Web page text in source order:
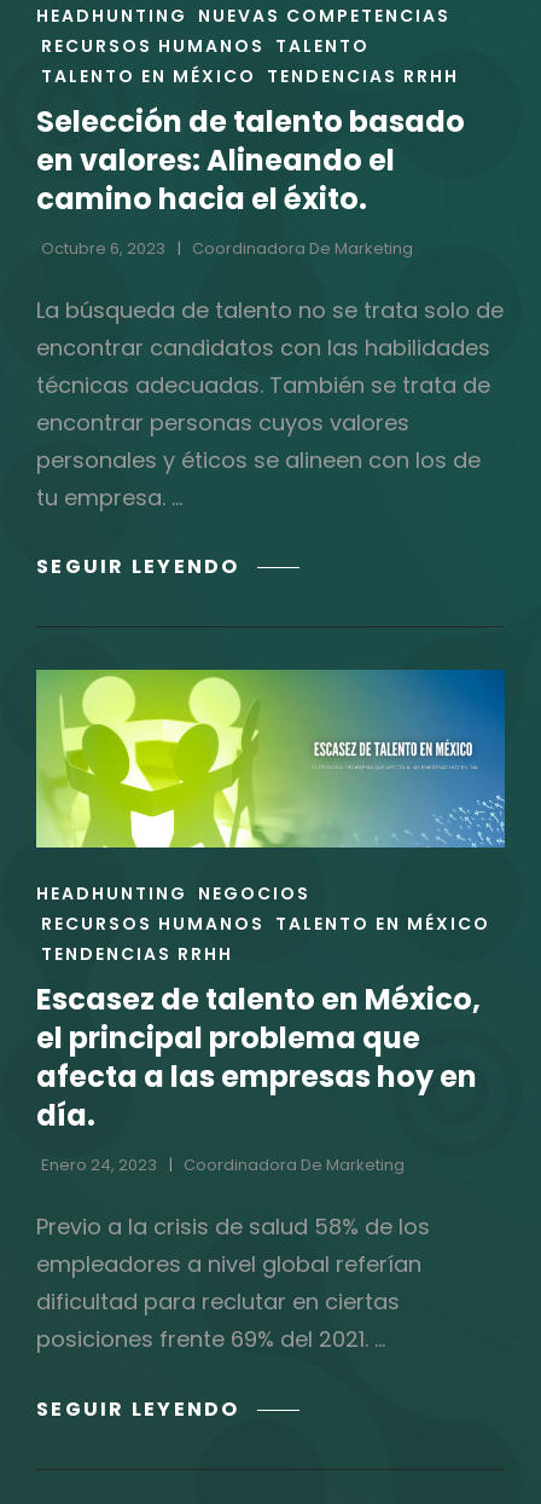
ENLACES
DE
LAS
CATEGORÍAS
HEADHUNTING
NUEVAS COMPETENCIAS
RECURSOS HUMANOS
TALENTO
TALENTO EN MÉXICO
TENDENCIAS RRHH
Selección de talento basado
en valores: Alineando el
camino hacia el éxito.
Octubre 6, 2023 Coordinadora De Marketing
La búsqueda de talento no se trata solo de
encontrar candidatos con las habilidades
técnicas adecuadas. También se trata de
encontrar personas cuyos valores
personales y éticos se alineen con los de
tu empresa. …
SEGUIR LEYENDO SELECCIÓN
TALENTO
EN
VALORES:
ALINEANDO
EL
CAMINO
HACIA
ÉXITO.
ENLACES
DE
LAS
HEADHUNTING
NEGOCIOS
RECURSOS HUMANOS
TALENTO EN MÉXICO
TENDENCIAS RRHH
Escasez de talento en México,
el principal problema que
afecta a las empresas hoy en
día.
Enero 24, 2023 Coordinadora De Marketing
Previo a la crisis de salud 58% de los
empleadores a nivel global referían
dificultad para reclutar en ciertas
posiciones frente 69% del 2021. …
SEGUIR LEYENDO ESCASEZ
TALENTO